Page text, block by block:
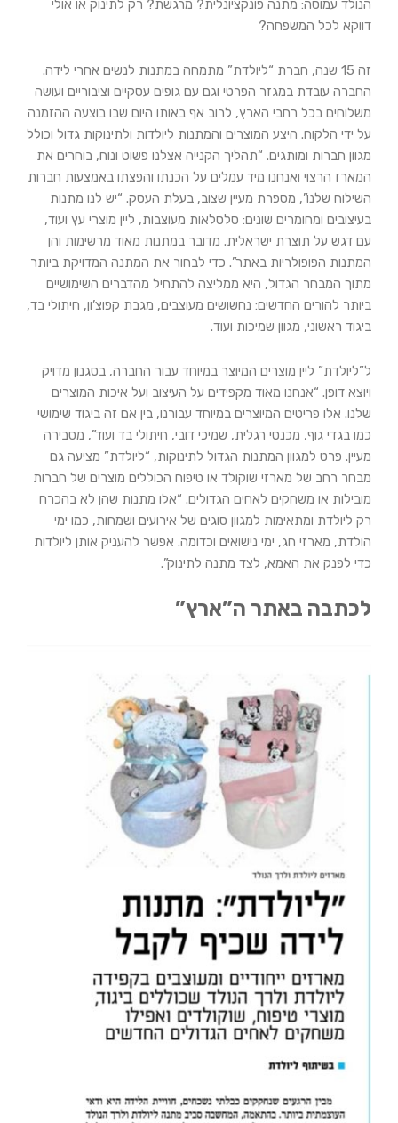
הנולד עמוסה: מתנה פונקציונלית? מרגשת? רק לתינוק או אולי
דווקא לכל המשפחה?
זה 15 שנה, חברת “ליולדת” מתמחה במתנות לנשים אחרי לידה.
החברה עובדת במגזר הפרטי וגם עם גופים עסקיים וציבוריים ועושה
משלוחים בכל רחבי הארץ, לרוב אף באותו היום שבו בוצעה ההזמנה
על ידי הלקוח. היצע המוצרים והמתנות ליולדות ולתינוקות גדול וכולל
מגוון חברות ומותגים. “תהליך הקנייה אצלנו פשוט ונוח, בוחרים את
המארז הרצוי ואנחנו מיד עמלים על הכנתו והפצתו באמצעות חברות
השילוח שלנו”, מספרת מעיין שצוב, בעלת העסק. “יש לנו מתנות
בעיצובים ומחומרים שונים: סלסלאות מעוצבות, ליין מוצרי עץ ועוד,
עם דגש על תוצרת ישראלית. מדובר במתנות מאוד מרשימות והן
המתנות הפופולריות באתר”. כדי לבחור את המתנה המדויקת ביותר
מתוך המבחר הגדול, היא ממליצה להתחיל מהדברים השימושיים
ביותר להורים החדשים: נחשושים מעוצבים, מגבת קפוצ’ון, חיתולי בד,
ביגוד ראשוני, מגוון שמיכות ועוד.
ל”ליולדת” ליין מוצרים המיוצר במיוחד עבור החברה, בסגנון מדויק
ויוצא דופן. “אנחנו מאוד מקפידים על העיצוב ועל איכות המוצרים
שלנו. אלו פריטים המיוצרים במיוחד עבורנו, בין אם זה ביגוד שימושי
כמו בגדי גוף, מכנסי רגלית, שמיכי דובי, חיתולי בד ועוד”, מסבירה
מעיין. פרט למגוון המתנות הגדול לתינוקות, “ליולדת” מציעה גם
מבחר רחב של מארזי שוקולד או טיפוח הכוללים מוצרים של חברות
מובילות או משחקים לאחים הגדולים. “אלו מתנות שהן לא בהכרח
רק ליולדת ומתאימות למגוון סוגים של אירועים ושמחות, כמו ימי
הולדת, מארזי חג, ימי נישואים וכדומה. אפשר להעניק אותן ליולדות
כדי לפנק את האמא, לצד מתנה לתינוק”.
לכתבה באתר ה”ארץ”